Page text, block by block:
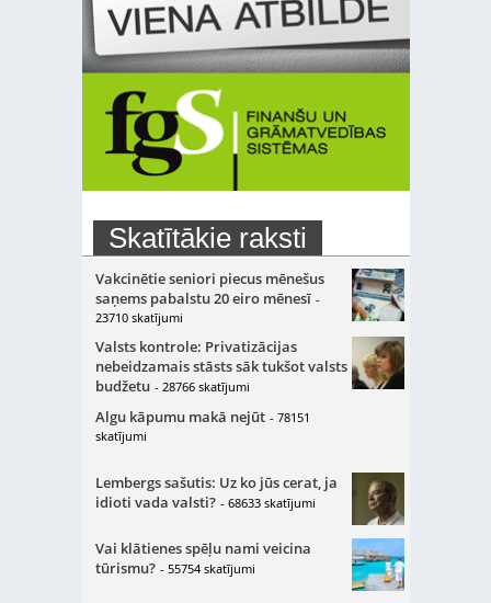
Skatītākie raksti
Vakcinētie seniori piecus mēnešus
saņems pabalstu 20 eiro mēnesī -
23710 skatījumi
Valsts kontrole: Privatizācijas
nebeidzamais stāsts sāk tukšot valsts
budžetu - 28766 skatījumi
Algu kāpumu makā nejūt - 78151
skatījumi
Lembergs sašutis: Uz ko jūs cerat, ja
idioti vada valsti? - 68633 skatījumi
Vai klātienes spēļu nami veicina
tūrismu? - 55754 skatījumi